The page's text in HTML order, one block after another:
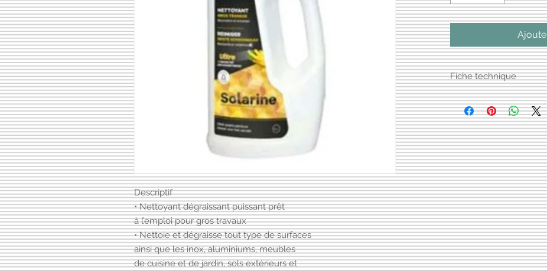
Descriptif
• Nettoyant dégraissant puissant prêt
à l’emploi pour gros travaux
• Nettoie et dégraisse tout type de surfaces
ainsi que les inox, aluminiums, meubles
de cuisine et de jardin, sols extérieurs et
Fiche technique
Cliquez sur ce lien:fiche